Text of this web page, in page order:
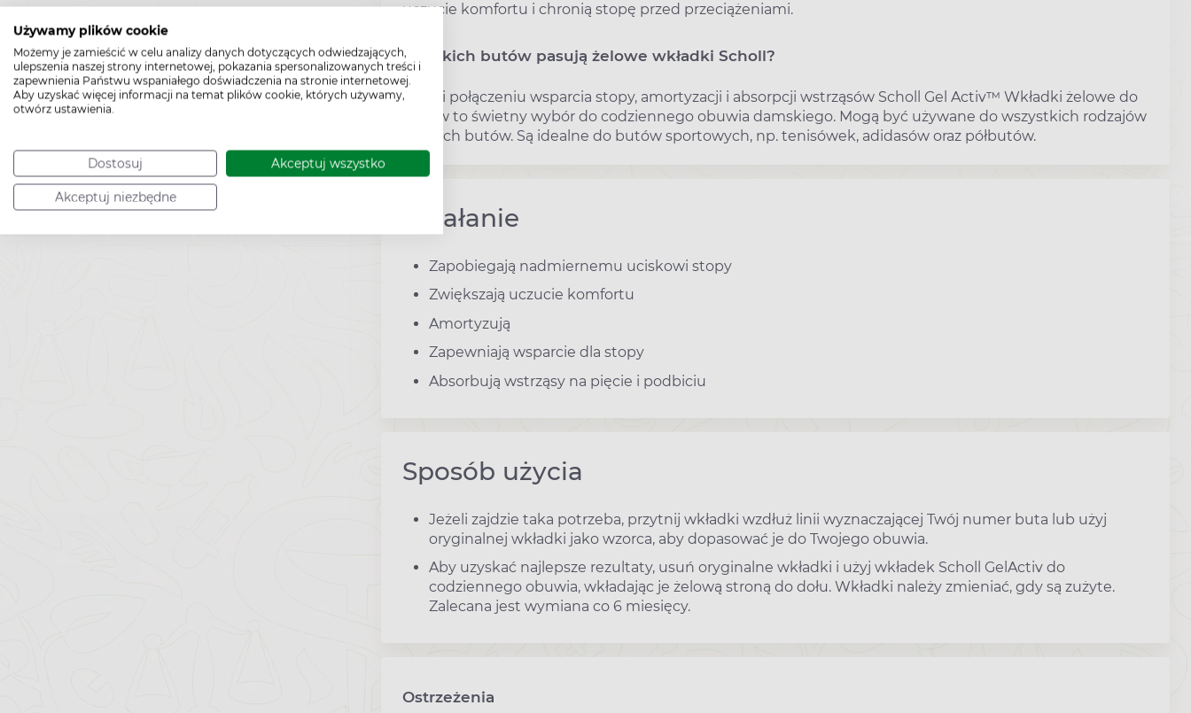
Używamy plików cookie
Możemy je zamieścić w celu analizy danych dotyczących odwiedzających,
ulepszenia naszej strony internetowej, pokazania spersonalizowanych treści i
zapewnienia Państwu wspaniałego doświadczenia na stronie internetowej.
Aby uzyskać więcej informacji na temat plików cookie, których używamy,
otwórz ustawienia.
Dostosuj Akceptuj wszystko
Akceptuj niezbędne
uczucie komfortu i chronią stopę przed przeciążeniami.
Do jakich butów pasują żelowe wkładki Scholl?
Dzięki połączeniu wsparcia stopy, amortyzacji i absorpcji wstrząsów Scholl Gel Activ™ Wkładki żelowe do
butów to świetny wybór do codziennego obuwia damskiego. Mogą być używane do wszystkich rodzajów
płaskich butów. Są idealne do butów sportowych, np. tenisówek, adidasów oraz półbutów.
Działanie
Zapobiegają nadmiernemu uciskowi stopy
Zwiększają uczucie komfortu
Amortyzują
Zapewniają wsparcie dla stopy
Absorbują wstrząsy na pięcie i podbiciu
Sposób użycia
Jeżeli zajdzie taka potrzeba, przytnij wkładki wzdłuż linii wyznaczającej Twój numer buta lub użyj
oryginalnej wkładki jako wzorca, aby dopasować je do Twojego obuwia.
Aby uzyskać najlepsze rezultaty, usuń oryginalne wkładki i użyj wkładek Scholl GelActiv do
codziennego obuwia, wkładając je żelową stroną do dołu. Wkładki należy zmieniać, gdy są zużyte.
Zalecana jest wymiana co 6 miesięcy.
Ostrzeżenia